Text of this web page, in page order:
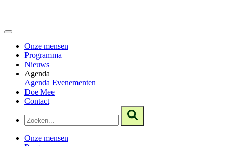
Onze mensen
Programma
Nieuws
Agenda
Agenda Evenementen
Doe Mee
Contact
Onze mensen